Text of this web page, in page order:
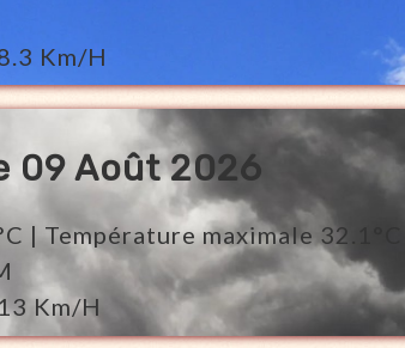
Km/H
09 Août 2026
| Température maximale 32.1°C
Km/H